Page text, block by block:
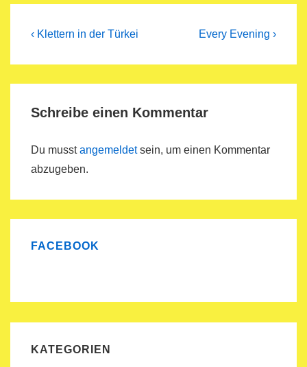
Beitragsnavigation
Previous
‹ Klettern in der Türkei
Next
Every Evening ›
Schreibe einen Kommentar
Du musstangemeldetsein, um einen Kommentar
abzugeben.
FACEBOOK
KATEGORIEN